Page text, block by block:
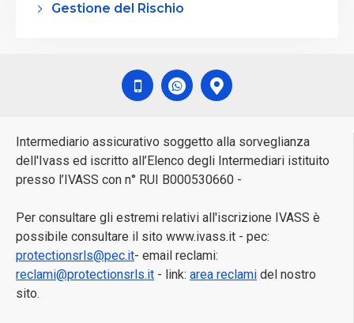
Gestione del Rischio
Intermediario assicurativo soggetto alla sorveglianza
dell'Ivass ed iscritto all’Elenco degli Intermediari istituito
presso l’IVASS con n° RUI B000530660 -
Per consultare gli estremi relativi all'iscrizione IVASS è
possibile consultare il sito www.ivass.it - pec:
protectionsrls@pec.it- email reclami:
reclami@protectionsrls.it - link: area reclami del nostro
sito.